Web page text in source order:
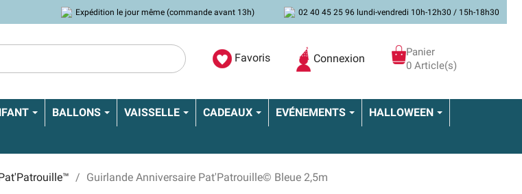
Expédition le jour même (commande avant 13h) 02 40 45 25 96 lundi-vendredi 10h-12h30 / 15h-18h30
Favoris Connexion
Panier
0 Article(s)
BALLONS VAISSELLE CADEAUX EVÉNEMENTS HALLOWEEN
Guirlande Anniversaire Pat'Patrouille© Bleue 2,5m